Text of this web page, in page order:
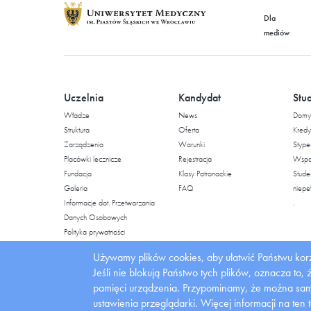
Dla
mediów
Uczelnia
Władze
Struktura
Zarządzenia
Placówki lecznicze
Fundacja
Galeria
Informacje dot. Przetwarzania
Danych Osobowych
Polityka prywatności
Kandydat
News
Oferta
Warunki
Rejestracja
Klasy Patronackie
FAQ
.
Używamy plików cookies, aby ułatwić Państwu
Jeśli nie blokują Państwo tych plików, oznacza
pamięci urządzenia. Przypominamy, że można
ustawienia przeglądarki.Więcej informacji na ten